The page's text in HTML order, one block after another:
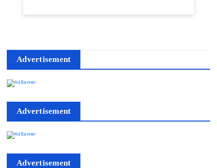
Advertisement
Advertisement
Advertisement